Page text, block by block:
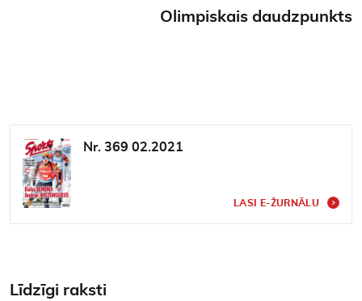
Olimpiskais daudzpunkts
Nr. 369 02.2021
LASI E-ŽURNĀLU
Līdzīgi raksti